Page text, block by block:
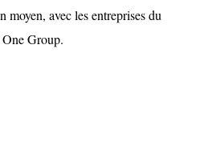
moyen, avec les entreprises du
Group.